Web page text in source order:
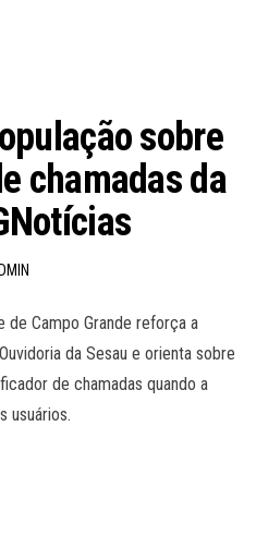
sobre
chamadas da
de Campo Grande reforça a
da Sesau e orienta sobre
de chamadas quando a
usuários.